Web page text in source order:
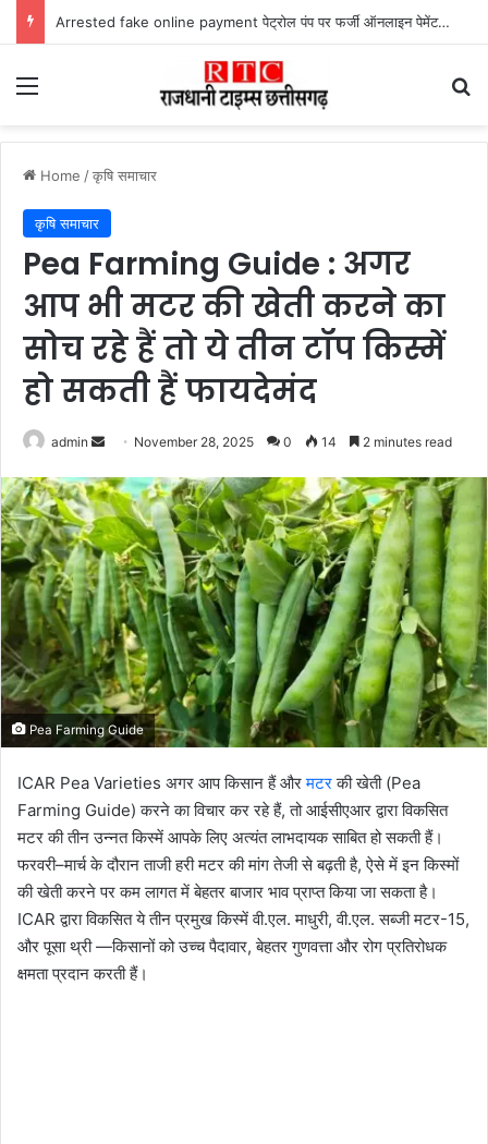
Lailunga Double Murder Case -लैलूंगा के ग्राम छापरपानी में डबल मर्डर और दुष्कर्म कांड का खुलासा, 65 वर्षीय आरोपी गिरफ्तार
Menu
Home /कृषि समाचार
कृषि समाचार
Pea Farming Guide : अगर
आप भी मटर की खेती करने का
सोच रहे हैं तो ये तीन टॉप किस्में
हो सकती हैं फायदेमंद
admin
Send
email
November 28, 2025 0 14 2 minutes read
Pea Farming Guide
ICAR Pea Varieties अगर आप किसान हैं औरमटरकी खेती (Pea
Farming Guide) करने का विचार कर रहे हैं, तो आईसीएआर द्वारा विकसित
मटर की तीन उन्नत किस्में आपके लिए अत्यंत लाभदायक साबित हो सकती हैं।
फरवरी–मार्च के दौरान ताजी हरी मटर की मांग तेजी से बढ़ती है, ऐसे में इन किस्मों
की खेती करने पर कम लागत में बेहतर बाजार भाव प्राप्त किया जा सकता है।
ICAR द्वारा विकसित ये तीन प्रमुख किस्में वी.एल. माधुरी, वी.एल. सब्जी मटर-15,
और पूसा थ्री —किसानों को उच्च पैदावार, बेहतर गुणवत्ता और रोग प्रतिरोधक
क्षमता प्रदान करती हैं।